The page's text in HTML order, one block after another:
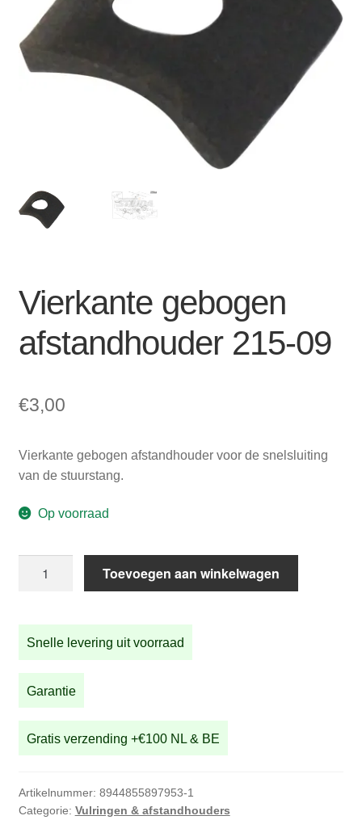
Winkelwagen
Vierkante gebogen
afstandhouder 215-09
€3,00
Vierkante gebogen afstandhouder voor de snelsluiting
van de stuurstang.
Op voorraad
215-
09
Toevoegen aan winkelwagen
Snelle levering uit voorraad
Garantie
Gratis verzending +€100 NL & BE
Artikelnummer: 8944855897953-1
Categorie: Vulringen & afstandhouders